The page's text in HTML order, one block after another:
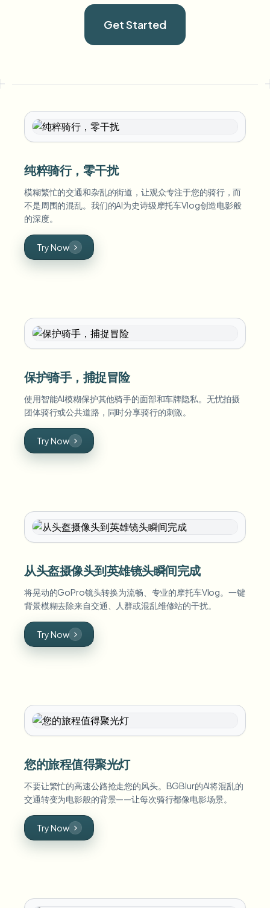
Get Started
纯粹骑行，零干扰
模糊繁忙的交通和杂乱的街道，让观众专注于您的骑行，而
不是周围的混乱。我们的AI为史诗级摩托车Vlog创造电影般
的深度。
Try Now
保护骑手，捕捉冒险
使用智能AI模糊保护其他骑手的面部和车牌隐私。无忧拍摄
团体骑行或公共道路，同时分享骑行的刺激。
Try Now
从头盔摄像头到英雄镜头瞬间完成
将晃动的GoPro镜头转换为流畅、专业的摩托车Vlog。一键
背景模糊去除来自交通、人群或混乱维修站的干扰。
Try Now
您的旅程值得聚光灯
不要让繁忙的高速公路抢走您的风头。BGBlur的AI将混乱的
交通转变为电影般的背景——让每次骑行都像电影场景。
Try Now